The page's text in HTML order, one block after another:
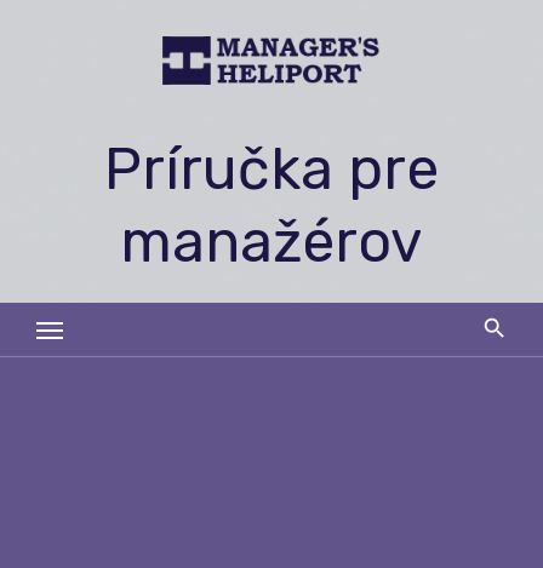
Príručka pre
manažérov